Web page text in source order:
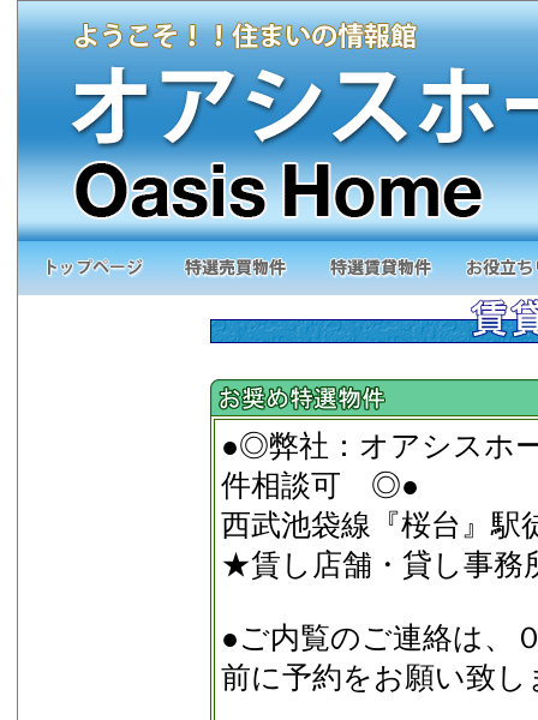
●◎弊社：オアシスホ
件相談可 ◎●
西武池袋線『桜台』駅
★賃し店舗・貸し事務
●ご内覧のご連絡は、
前に予約をお願い致し